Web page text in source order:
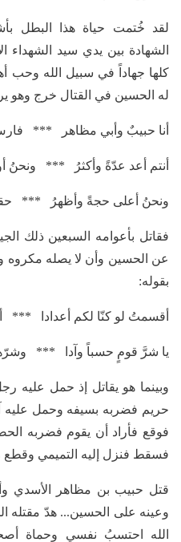
لقد خُتمت حياة هذا البطل
الشهادة بين يدي سيد الشهداء
كلها جهاداً في سبيل الله وحب
له الحسين في القتال خرج وهو
أنا حبيبٌ وأبي مظاهر ***
أنتم أعد عدّةً وأكثرُ *** ونحنُ
ونحنُ أعلى حجةً وأظهرُ *** حقاً
فقاتل بأعوامه السبعين ذلك
عن الحسين وأن لا يصله مكروه
بقوله:
أقسمتُ لو كنّا لكم أعدادا ***
يا شرَّ قومٍ حسباً وآدا *** وشرّهم
وبينما هو يقاتل إذ حمل عليه
حريم فضربه بسيفه وحمل عليه
فوقع فأراد أن يقوم فضربه
فسقط فنزل إليه التميمي وقطع
قتل حبيب بن مظاهر الأسدي
وعينه على الحسين... هدّ مقتله
الله احتسبُ نفسي وحماة